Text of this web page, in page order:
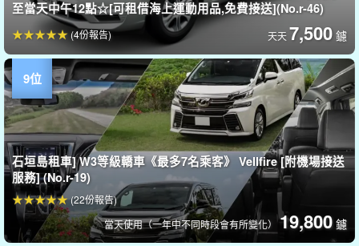
至當天中午12點☆[可租借海上運動用品,免費接送](No.r-46)
天天7,500 鑢
(4份報告)
石垣島租車] W3等級轎車《最多7名乘客》 Vellfire [附機場接送
服務] (No.r-19)
當天使用（一年中不同時段會有所變化）19,800 鑢
(22份報告)